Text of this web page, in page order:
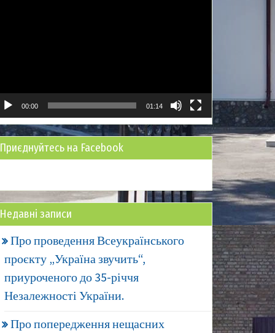
00:00 01:14
Приєднуйтесь на Facebook
Недавні записи
Про проведення Всеукраїнського
проєкту „Україна звучить“,
приуроченого до 35-річчя
Незалежності України.
Про попередження нещасних